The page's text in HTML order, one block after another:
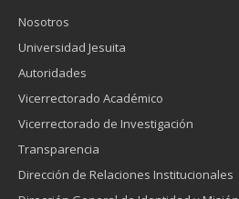
Nosotros
Universidad Jesuita
Autoridades
Vicerrectorado Académico
Vicerrectorado de Investigación
Transparencia
Dirección de Relaciones Institucionales